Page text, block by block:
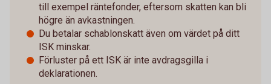
till exempel räntefonder, eftersom skatten kan bli
högre än avkastningen.
Du betalar schablonskatt även om värdet på ditt
ISK minskar.
Förluster på ett ISK är inte avdragsgilla i
deklarationen.